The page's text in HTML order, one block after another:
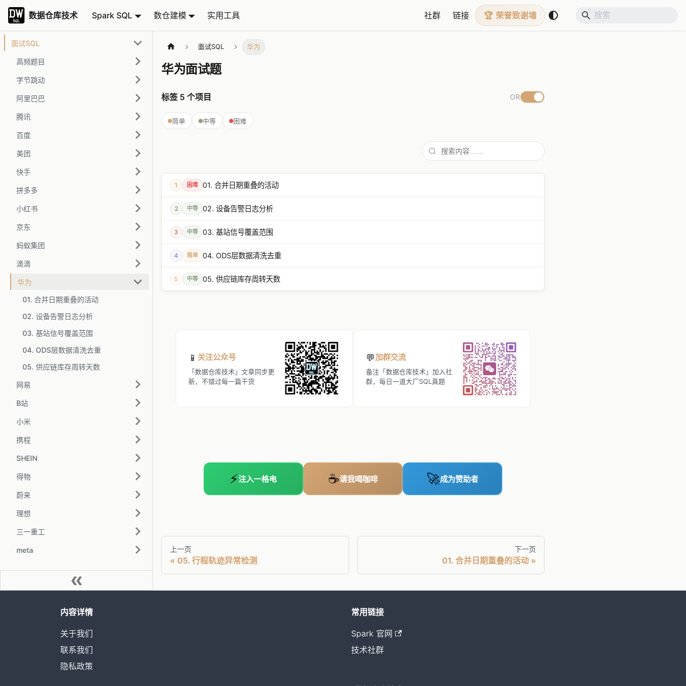
数据仓库技术 Spark SQL 数仓建模 实用工具 社群 链接 荣誉致谢墙
数据仓库技术
面试SQL
高频题目
字节跳动
阿里巴巴
腾讯
百度
美团
快手
拼多多
小红书
京东
蚂蚁集团
滴滴
华为
01. 合并日期重叠的活动
02. 设备告警日志分析
03. 基站信号覆盖范围
04. ODS层数据清洗去重
05. 供应链库存周转天数
网易
B站
小米
携程
SHEIN
得物
蔚来
理想
三一重工
meta
面试SQL 华为
华为面试题
标签 5 个项目 OR
简单 中等 困难
1 困难 01. 合并日期重叠的活动
2 中等 02. 设备告警日志分析
3 中等 03. 基站信号覆盖范围
4 简单 04. ODS层数据清洗去重
5 中等 05. 供应链库存周转天数
📱 关注公众号
「数据仓库技术」文章同步更
新，不错过每一篇干货
💬加群交流
备注「数据仓库技术」加入社
群，每日一道大厂SQL真题
⚡注入一格电 ☕请我喝咖啡 🚀成为赞助者
上一页
05. 行程轨迹异常检测
下一页
01. 合并日期重叠的活动
内容详情
关于我们
联系我们
隐私政策
常用链接
Spark 官网
技术社群